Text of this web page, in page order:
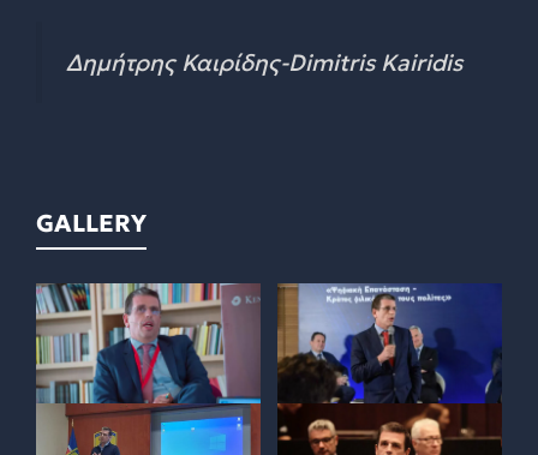
Δημήτρης Καιρίδης-Dimitris Kairidis
GALLERY